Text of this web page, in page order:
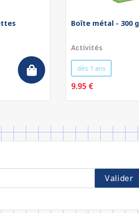
Boîte métal - 300
Activités
dès 1 ans
9.95 €